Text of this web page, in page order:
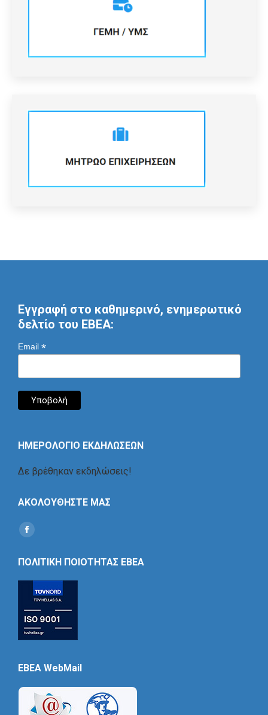
Εγγραφή στο καθημερινό, ενημερωτικό
δελτίο του ΕΒΕΑ:
Email *
ΗΜΕΡΟΛΟΓΙΟ ΕΚΔΗΛΩΣΕΩΝ
Δε βρέθηκαν εκδηλώσεις!
ΑΚΟΛΟΥΘΗΣΤΕ ΜΑΣ
Find us on:
Social
ΠΟΛΙΤΙΚΗ ΠΟΙΟΤΗΤΑΣ ΕΒΕΑ
EBEA WebMail